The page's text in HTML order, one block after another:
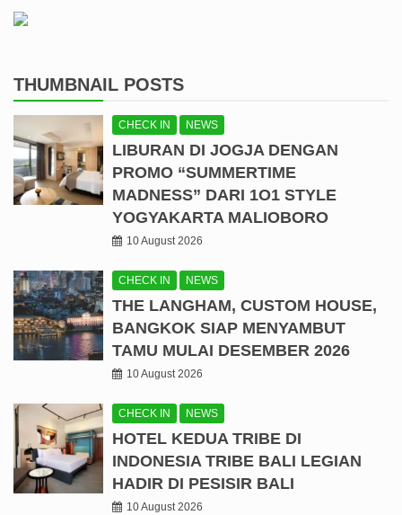
THUMBNAIL POSTS
CHECK IN NEWS
LIBURAN DI JOGJA DENGAN
PROMO “SUMMERTIME
MADNESS” DARI 1O1 STYLE
YOGYAKARTA MALIOBORO
10 August 2026
CHECK IN NEWS
THE LANGHAM, CUSTOM HOUSE,
BANGKOK SIAP MENYAMBUT
TAMU MULAI DESEMBER 2026
10 August 2026
CHECK IN NEWS
HOTEL KEDUA TRIBE DI
INDONESIA TRIBE BALI LEGIAN
HADIR DI PESISIR BALI
10 August 2026